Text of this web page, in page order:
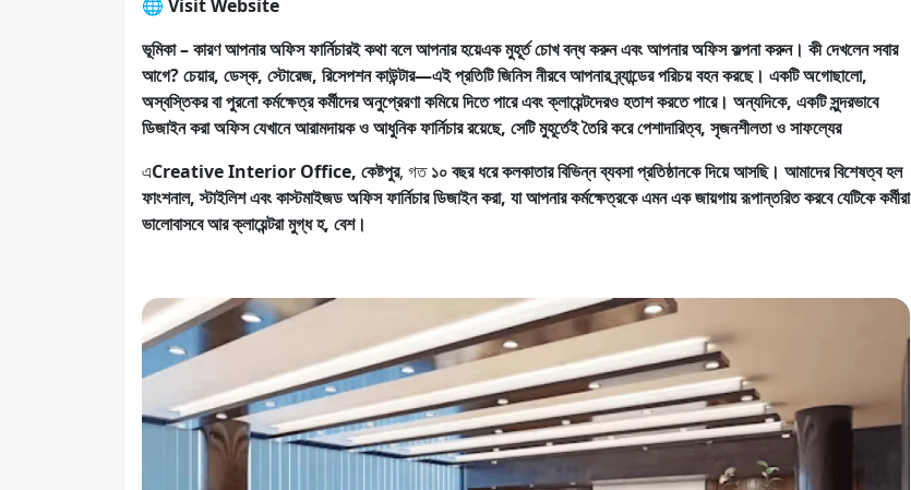
🌐 Visit Website
ভূমিকা – কারণ আপনার অফিস ফার্নিচারই কথা বলে আপনার হয়েএক মুহূর্ত চোখ বন্ধ করুন এবং আপনার অফিস কল্পনা করুন। কী দেখলেন সবার
আগে? চেয়ার, ডেস্ক, স্টোরেজ, রিসেপশন কাউন্টার—এই প্রতিটি জিনিস নীরবে আপনার ব্র্যান্ডের পরিচয় বহন করছে। একটি অগোছালো,
অস্বস্তিকর বা পুরনো কর্মক্ষেত্র কর্মীদের অনুপ্রেরণা কমিয়ে দিতে পারে এবং ক্লায়েন্টদেরও হতাশ করতে পারে। অন্যদিকে, একটি সুন্দরভাবে
ডিজাইন করা অফিস যেখানে আরামদায়ক ও আধুনিক ফার্নিচার রয়েছে, সেটি মুহূর্তেই তৈরি করে পেশাদারিত্ব, সৃজনশীলতা ও সাফল্যের
এCreative Interior Office, কেষ্টপুর, গত১০ বছর ধরে কলকাতার বিভিন্ন ব্যবসা প্রতিষ্ঠানকে দিয়ে আসছি। আমাদের বিশেষত্ব হল
ফাংশনাল, স্টাইলিশ এবং কাস্টমাইজড অফিস ফার্নিচার ডিজাইন করা, যা আপনার কর্মক্ষেত্রকে এমন এক জায়গায় রূপান্তরিত করবে যেটিকে কর্মীরা
ভালোবাসবে আর ক্লায়েন্টরা মুগ্ধ হ, বেশ।